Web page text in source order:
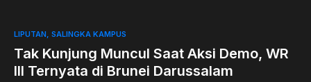
LIPUTAN SALINGKA KAMPUS
Tak Kunjung Muncul Saat Aksi Demo, WR
III Ternyata di Brunei Darussalam